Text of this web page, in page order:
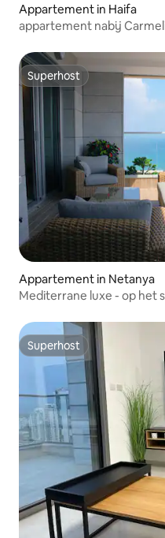
Appartement in Haifa
appartement nabij
Superhost
Superhost
Appartement in Netanya
Mediterrane luxe - op het
Superhost
Superhost